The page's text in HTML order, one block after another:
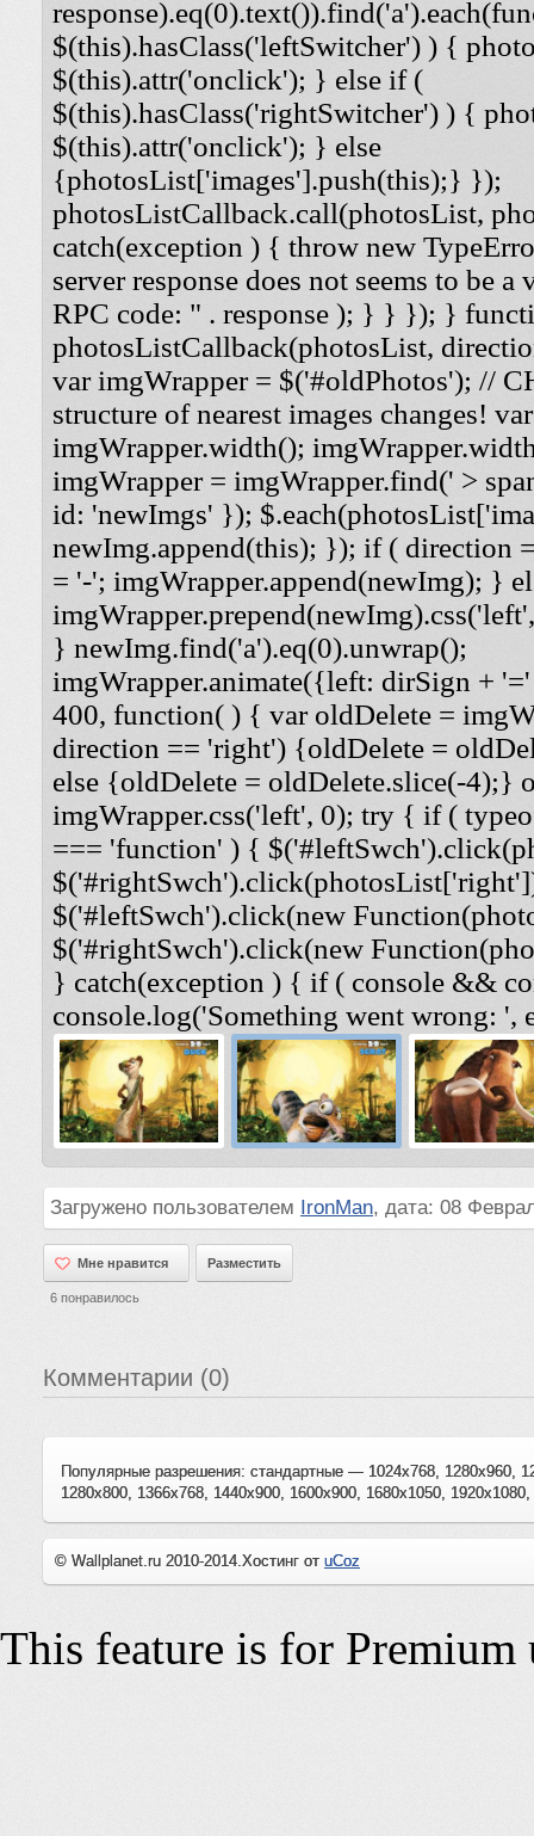
$(this).hasClass('leftSwitcher') ) {
$(this).attr('onclick'); } else if (
$(this).hasClass('rightSwitcher') ) {
$(this).attr('onclick'); } else
{photosList['images'].push(this);} });
photosListCallback.call(photosList,
catch(exception ) { throw new
server response does not seems to be
RPC code: " . response ); } } }); }
photosListCallback(photosList,
var imgWrapper = $('#oldPhotos'); //
structure of nearest images changes!
imgWrapper.width();
imgWrapper = imgWrapper.find(' >
id: 'newImgs' });
newImg.append(this); }); if ( direction
= '-'; imgWrapper.append(newImg); }
} newImg.find('a').eq(0).unwrap();
imgWrapper.animate({left: dirSign +
400, function( ) { var oldDelete =
direction == 'right') {oldDelete =
else {oldDelete = oldDelete.slice(-4);}
imgWrapper.css('left', 0); try { if (
=== 'function' ) {
$('#leftSwch').click(new
$('#rightSwch').click(new
} catch(exception ) { if ( console &&
console.log('Something went wrong:
Загружено пользователем IronMan, дата: 08
Мне нравится
Мне нравится Разместить
6 понравилось
Комментарии (0)
Популярные разрешения: стандартные — 1024x768, 1280x960,
1280x800, 1366x768, 1440x900, 1600x900, 1680x1050,
© Wallplanet.ru 2010-2014.Хостинг от uCoz
This feature is for Premium